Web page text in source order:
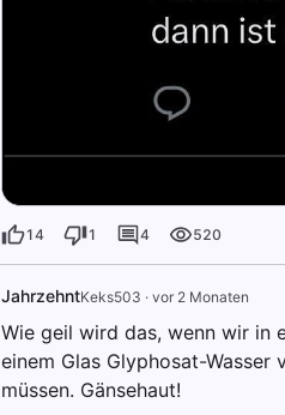
14 1 4 520
JahrzehntKeks503 · vor 2 Monaten
Wie geil wird das, wenn wir in
einem Glas Glyphosat-
müssen. Gänsehaut!